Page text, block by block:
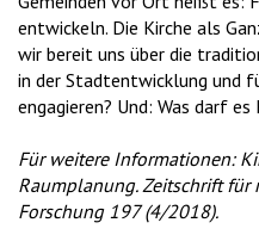
entwickeln. Die Kirche als
wir bereit uns über die
in der Stadtentwicklung und
engagieren? Und: Was darf es
Für weitere Informationen:
Raumplanung. Zeitschrift
Forschung 197 (4/2018).